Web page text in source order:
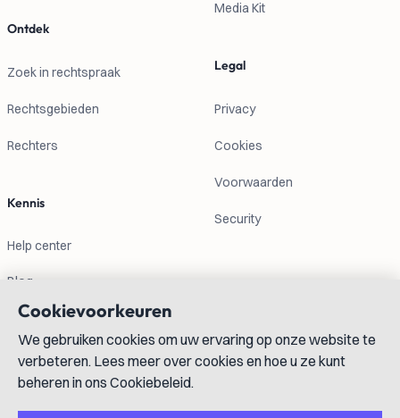
Ontdek
Zoek in rechtspraak
Rechtsgebieden
Rechters
Kennis
Help center
Blog
Media Kit
Legal
Privacy
Cookies
Voorwaarden
Security
Contactgegevens
info@lexboost.com
Cookievoorkeuren
We gebruiken cookies om uw ervaring op onze website te
verbeteren. Lees meer over cookies en hoe u ze kunt
beheren in ons Cookiebeleid.